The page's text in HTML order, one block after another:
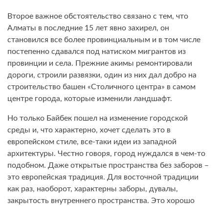
Второе важное обстоятельство связано с тем, что
Алматы в последние 15 лет явно захирел, он
становился все более провинциальным и в том числе
постепенно сдавался под натиском мигрантов из
провинции и села. Прежние акимы ремонтировали
дороги, строили развязки, один из них дал добро на
строительство башен «Столичного центра» в самом
центре города, которые изменили ландшафт.
Но только Байбек пошел на изменение городской
среды и, что характерно, хочет сделать это в
европейском стиле, все-таки идеи из западной
архитектуры. Честно говоря, город нуждался в чем-то
подобном. Даже открытые пространства без заборов –
это европейская традиция. Для восточной традиции
как раз, наоборот, характерны заборы, дувалы,
закрытость внутреннего пространства. Это хорошо